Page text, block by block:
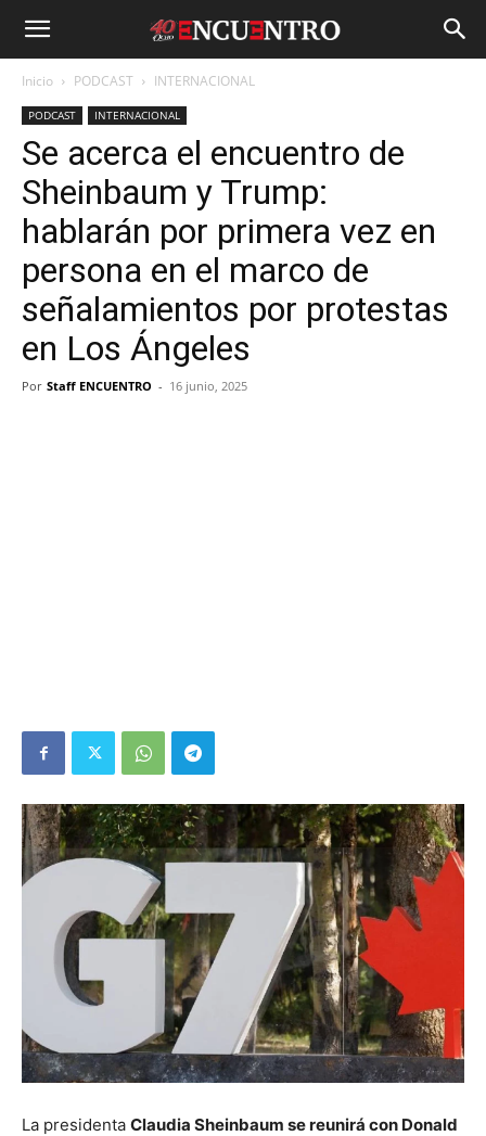
Inicio PODCAST INTERNACIONAL
PODCAST INTERNACIONAL
Se acerca el encuentro de
Sheinbaum y Trump:
hablarán por primera vez en
persona en el marco de
señalamientos por protestas
en Los Ángeles
Por Staff ENCUENTRO - 16 junio, 2025
La presidenta Claudia Sheinbaum se reunirá con Donald